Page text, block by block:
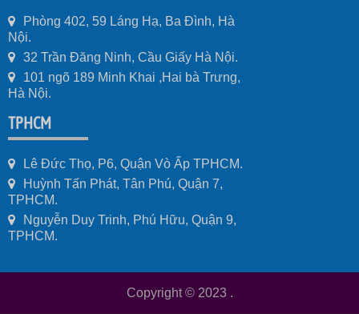
Phòng 402, 59 Láng Hạ, Ba Đình, Hà
Nội.
32 Trần Đăng Ninh, Cầu Giấy Hà Nội.
101 ngõ 189 Minh Khai ,Hai bà Trưng,
Hà Nội.
TPHCM
Lê Đức Thọ, P6, Quận Vò Ấp TPHCM.
Huỳnh Tấn Phát, Tân Phú, Quận 7,
TPHCM.
Nguyễn Duy Trinh, Phú Hữu, Quận 9,
TPHCM.
Copyright © 2023 .